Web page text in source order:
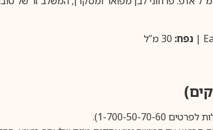
נפח:
50-70-60).